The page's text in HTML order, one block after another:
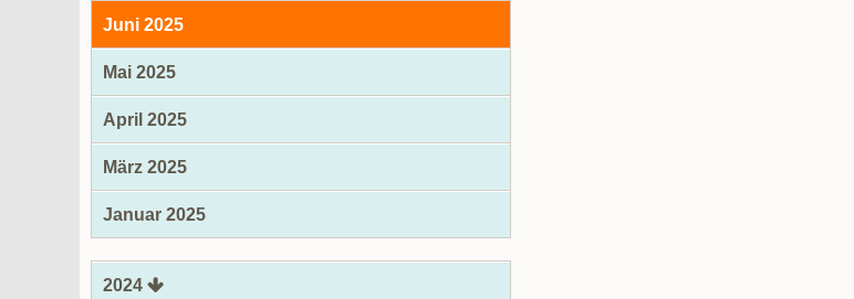
Juni 2025
Mai 2025
April 2025
März 2025
Januar 2025
2024